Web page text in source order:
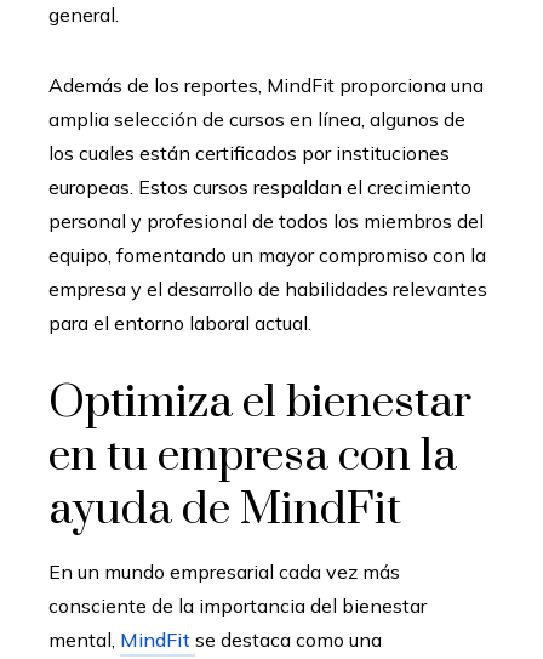
general.
Además de los reportes, MindFit proporciona una
amplia selección de cursos en línea, algunos de
los cuales están certificados por instituciones
europeas. Estos cursos respaldan el crecimiento
personal y profesional de todos los miembros del
equipo, fomentando un mayor compromiso con la
empresa y el desarrollo de habilidades relevantes
para el entorno laboral actual.
Optimiza el bienestar
en tu empresa con la
ayuda de MindFit
En un mundo empresarial cada vez más
consciente de la importancia del bienestar
mental, MindFit se destaca como una